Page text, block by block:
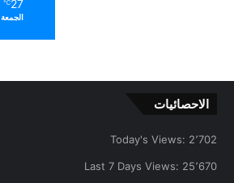
27
℃
الجمعة
الاحصائيات
Today's Views: 2٬702
Last 7 Days Views: 25٬670